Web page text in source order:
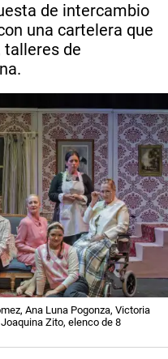
de intercambio
una cartelera que
talleres de
Ana Luna Pogonza, Victoria
Zito, elenco de 8